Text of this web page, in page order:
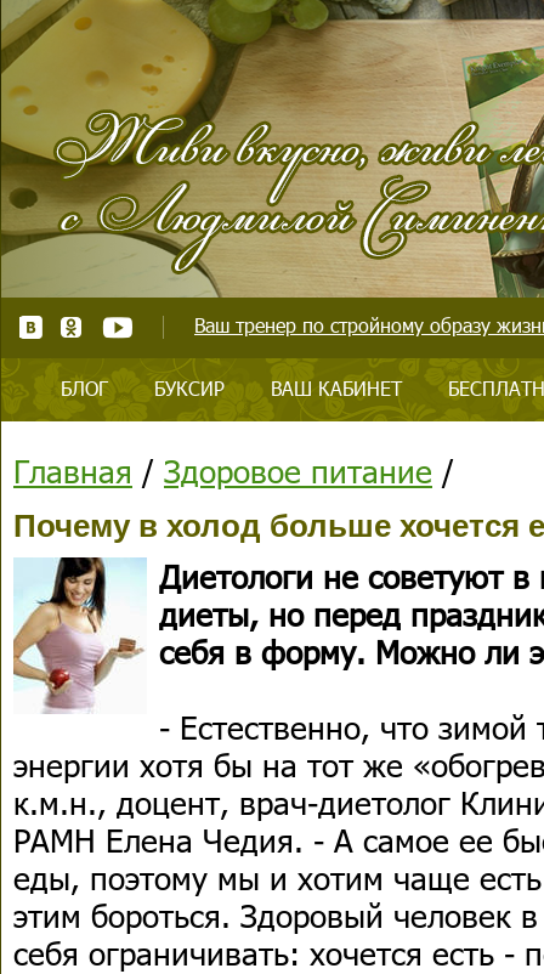
Ваш тренер по стройному образу
БЛОГ БУКСИР ВАШ КАБИНЕТ
Главная / Здоровое питание /
Почему в холод больше хочется
Диетологи не советуют
диеты, но перед
себя в форму. Можно ли
- Естественно, что зимой
энергии хотя бы на тот же
к.м.н., доцент, врач-диетолог
РАМН Елена Чедия. - А самое ее
еды, поэтому мы и хотим чаще
этим бороться. Здоровый человек
себя ограничивать: хочется есть -